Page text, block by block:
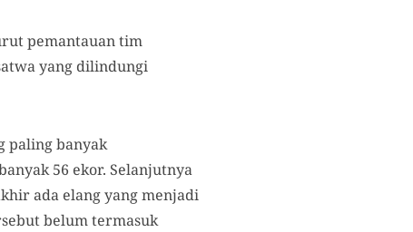
pemantauan tim
yang dilindungi
paling banyak
56 ekor. Selanjutnya
ada elang yang menjadi
belum termasuk